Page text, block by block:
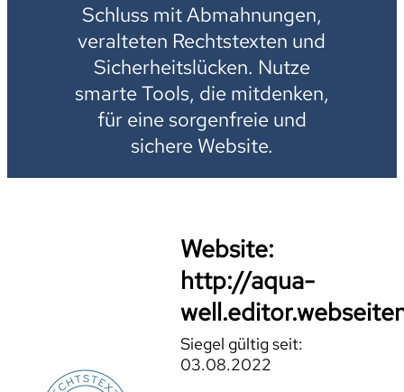
Schluss mit Abmahnungen,
veralteten Rechtstexten und
Sicherheitslücken. Nutze
smarte Tools, die mitdenken,
für eine sorgenfreie und
sichere Website.
Website:
http://aqua-
Siegel gültig seit:
03.08.2022